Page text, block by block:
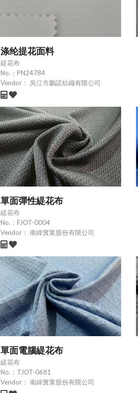
涤纶提花面料
緹花布
No.： PN24784
Vendor： 吳江市鵬諾紡織有限公司
單面彈性緹花布
緹花布
No.： FJOT-0004
Vendor： 南緯實業股份有限公司
單面電腦緹花布
緹花布
No.： TJOT-0681
Vendor： 南緯實業股份有限公司